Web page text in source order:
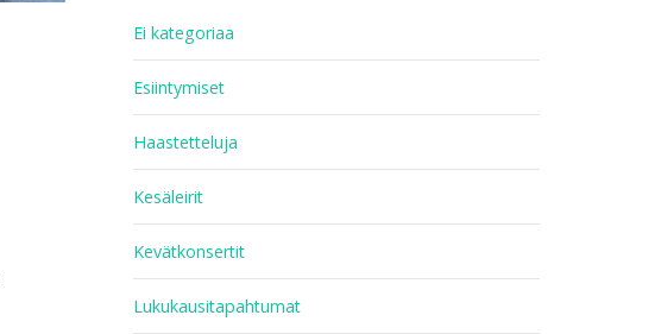
Ei kategoriaa
Esiintymiset
Haastetteluja
Kesäleirit
Kevätkonsertit
Lukukausitapahtumat